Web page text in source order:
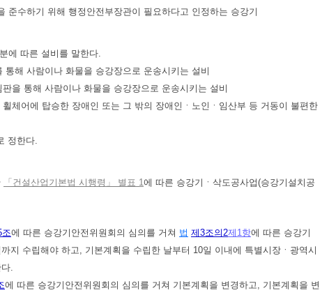
수하기 위해 행정안전부장관이 필요하다고 인정하는 승강기
에 따른 설비를 말한다.
해 사람이나 화물을 승강장으로 운송시키는 설비
을 통해 사람이나 화물을 승강장으로 운송시키는 설비
체어에 탑승한 장애인 또는 그 밖의 장애인ㆍ노인ㆍ임산부 등 거동이 불편한
정한다.
「건설산업기본법 시행령」 별표 1에 따른 승강기ㆍ삭도공사업(승강기설치공
조에 따른 승강기안전위원회의 심의를 거쳐 법 제3조의2제1항에 따른 승강기
지 수립해야 하고, 기본계획을 수립한 날부터 10일 이내에 특별시장ㆍ광역시
.
에 따른 승강기안전위원회의 심의를 거쳐 기본계획을 변경하고, 기본계획을 변